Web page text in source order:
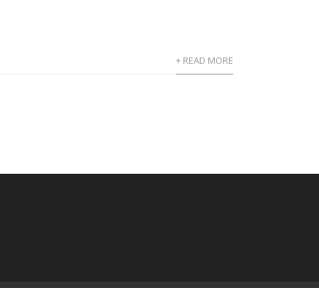
+ READ MORE